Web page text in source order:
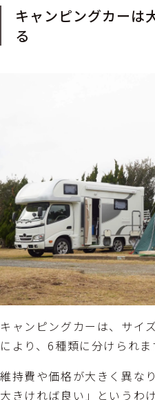
キャンピングカーは
る
キャンピングカーは、サイ
により、6種類に分けられま
維持費や価格が大きく異な
大きければ良い」というわ